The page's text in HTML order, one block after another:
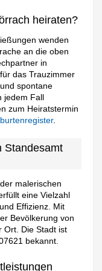
heiraten?
wenden
an die oben
in
das Trauzimmer
spontane
jedem Fall
zum Heiratstermin
.
Standesamt
malerischen
eine Vielzahl
Effizienz. Mit
Bevölkerung von
Ort. Die Stadt ist
bekannt.